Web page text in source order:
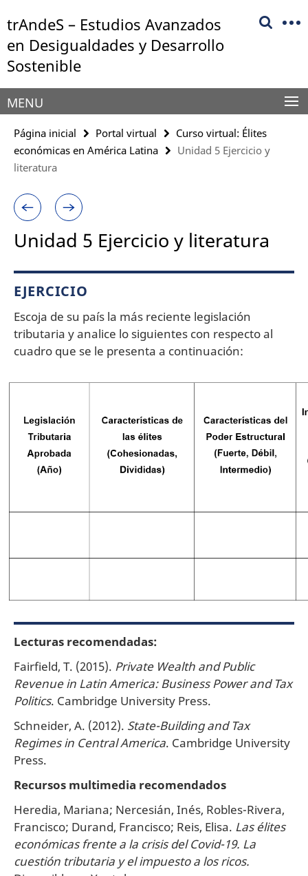
direkt
zu
Inhalt
trAndeS – Estudios Avanzados
en Desigualdades y Desarrollo
Sostenible
Herramientas
de
navegación
MENU
Página inicial Portal virtual
Curso virtual: Élites
económicas en América Latina
Unidad 5 Ejercicio y
literatura
Unidad 5 Ejercicio y literatura
EJERCICIO
Escoja de su país la más reciente legislación
tributaria y analice lo siguientes con respecto al
cuadro que se le presenta a continuación:
Lecturas recomendadas:
Fairfield, T. (2015). Private Wealth and Public
Revenue in Latin America: Business Power and Tax
Politics. Cambridge University Press.
Schneider, A. (2012). State-Building and Tax
Regimes in Central America. Cambridge University
Press.
Recursos multimedia recomendados
Heredia, Mariana; Nercesián, Inés, Robles-Rivera,
Francisco; Durand, Francisco; Reis, Elisa. Las élites
económicas frente a la crisis del Covid-19. La
cuestión tributaria y el impuesto a los ricos.